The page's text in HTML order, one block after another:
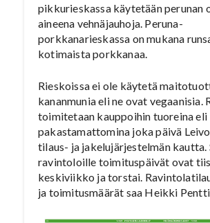
pikkurieskassa käytetään perunan
aineena vehnäjauhoja. Peruna-
porkkanarieskassa on mukana
kotimaista porkkanaa.
Rieskoissa ei ole käytetä
kananmunia eli ne ovat vegaanisia.
toimitetaan kauppoihin tuoreina eli
pakastamattomina joka päivä
tilaus- ja jakelujärjestelmän kautta.
ravintoloille toimituspäivät ovat
keskiviikko ja torstai.
ja toimitusmäärät saa Heikki